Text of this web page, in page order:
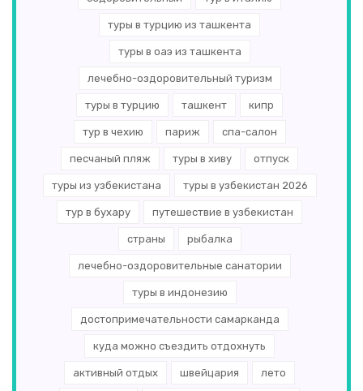
туры в турцию из ташкента
туры в оаэ из ташкента
лечебно-оздоровительный туризм
туры в турцию ташкент кипр
тур в чехию париж спа-салон
песчаный пляж туры в хиву отпуск
туры из узбекистана туры в узбекистан 2026
тур в бухару путешествие в узбекистан
страны рыбалка
лечебно-оздоровительные санатории
туры в индонезию
достопримечательности самарканда
куда можно съездить отдохнуть
активный отдых швейцария лето